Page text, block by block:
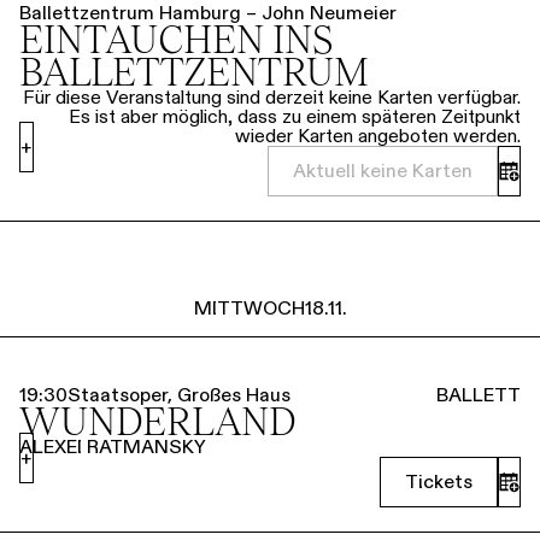
Ballettzentrum Hamburg – John Neumeier
EINTAUCHEN INS
BALLETTZENTRUM
Für diese Veranstaltung sind derzeit keine Karten verfügbar.
Es ist aber möglich, dass zu einem späteren Zeitpunkt
wieder Karten angeboten werden.
Aktuell keine Karten
+
MITTWOCH18.11.
19:30Staatsoper, Großes Haus BALLETT
WUNDERLAND
ALEXEI RATMANSKY
Tickets
+